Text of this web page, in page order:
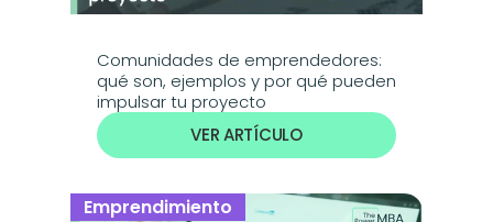
Comunidades de emprendedores:
qué son, ejemplos y por qué pueden
impulsar tu proyecto
VER ARTÍCULO
Emprendimiento